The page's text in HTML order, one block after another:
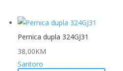
Pernica dupla 324GJ31
38,00KM
Santoro